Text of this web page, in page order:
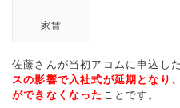
家賃
佐藤さんが当初アコムに申込し
スの影響で入社式が延期となり
ができなくなった ことです。